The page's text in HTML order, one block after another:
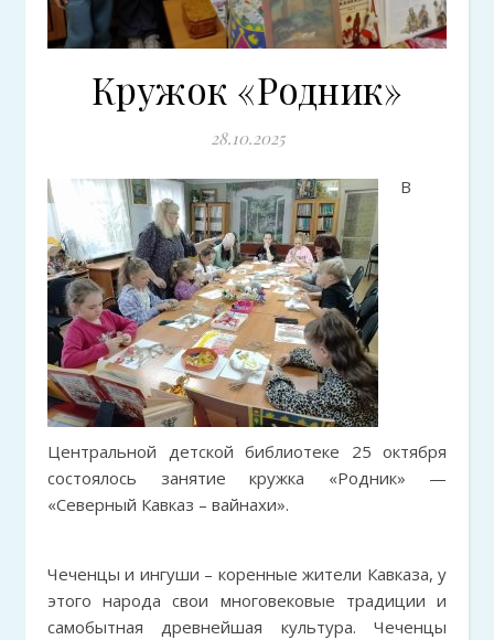
Кружок «Родник»
28.10.2025
В
Центральной детской библиотеке 25 октября
состоялось занятие кружка «Родник» —
«Северный Кавказ – вайнахи».
Чеченцы и ингуши – коренные жители Кавказа, у
этого народа свои многовековые традиции и
самобытная древнейшая культура. Чеченцы